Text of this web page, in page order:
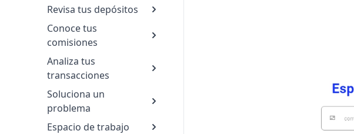
Revisa tus depósitos
Conoce tus
comisiones
Analiza tus
transacciones
Soluciona un
problema
Espacio de trabajo